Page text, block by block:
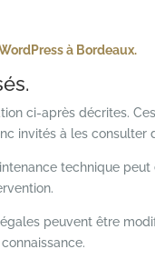
à Bordeaux.
ci-après décrites.
invités à les consulter
technique
peuvent être